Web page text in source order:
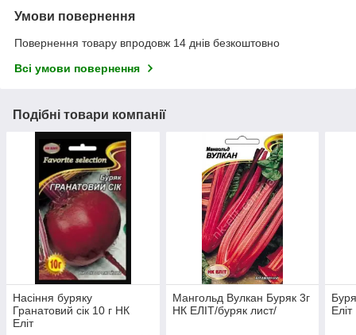
Умови повернення
Повернення товару впродовж 14 днів безкоштовно
Всі умови повернення
Подібні товари компанії
Насіння буряку
Гранатовий сік 10 г НК
Еліт
Мангольд Вулкан Буряк 3г
НК ЕЛІТ/буряк лист/
Еліт